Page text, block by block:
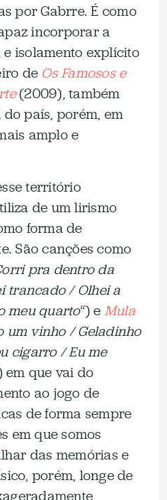
por Gabrre. É como
incorporar a
isolamento explícito
de Os Famosos e
(2009), também
país, porém, em
amplo e
território
de um lirismo
forma de
São canções como
pra dentro da
trancado / Olhei a
meu quarto“) e Mula
um vinho / Geladinho
cigarro / Eu me
em que vai do
ao jogo de
de forma sempre
em que somos
das memórias e
porém, longe de